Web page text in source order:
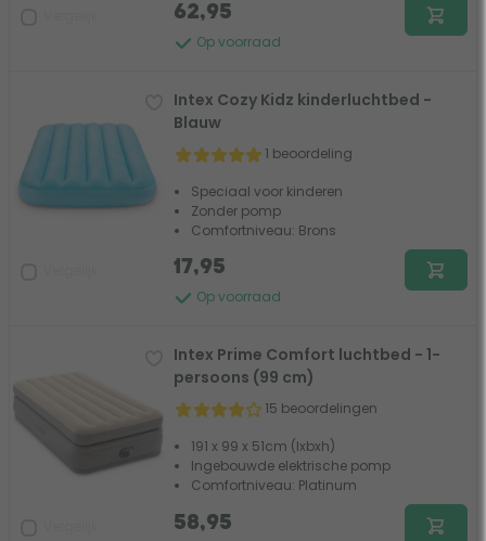
Op voorraad
62,95
Intex Cozy Kidz kinderluchtbed -
Blauw
1 beoordeling
Speciaal voor kinderen
Zonder pomp
Comfortniveau: Brons
Op voorraad
17,95
Intex Prime Comfort luchtbed - 1-
persoons (99 cm)
15 beoordelingen
191 x 99 x 51cm (lxbxh)
Ingebouwde elektrische pomp
Comfortniveau: Platinum
58,95